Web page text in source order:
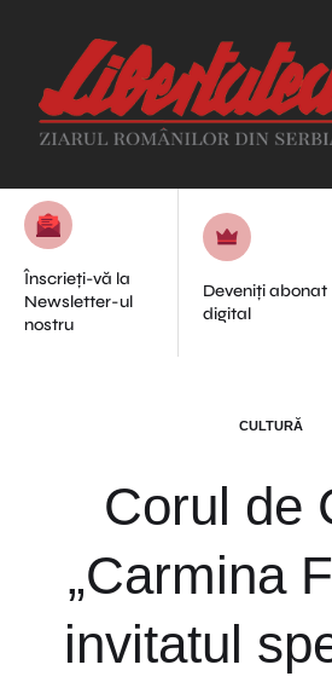
Înscrieți-vă la
Newsletter-ul
nostru
Deveniți abonat
digital
CULTURĂ
Corul de
„Carmina
invitatul